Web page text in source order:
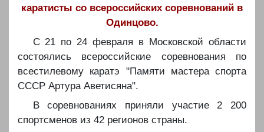
каратисты со всероссийских соревнований в
Одинцово.
️️С 21 по 24 февраля в Московской области
состоялись всероссийские соревнования по
всестилевому каратэ "Памяти мастера спорта
СССР Артура Аветисяна".
️️В соревнованиях приняли участие 2 200
спортсменов из 42 регионов страны.